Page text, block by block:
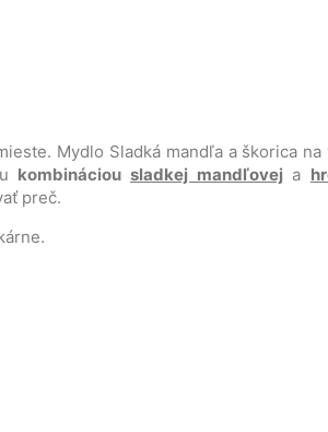
Mydlo Sladká mandľa a škorica na
kombináciou sladkej mandľovej a
preč.